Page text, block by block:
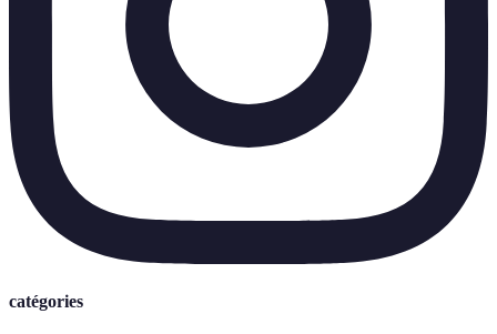
catégories